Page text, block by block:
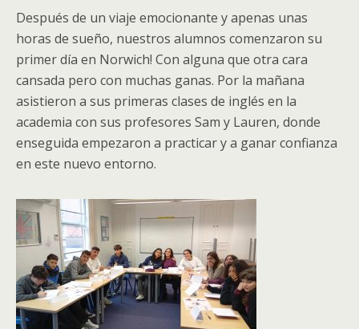
Después de un viaje emocionante y apenas unas
horas de sueño, nuestros alumnos comenzaron su
primer día en Norwich! Con alguna que otra cara
cansada pero con muchas ganas. Por la mañana
asistieron a sus primeras clases de inglés en la
academia con sus profesores Sam y Lauren, donde
enseguida empezaron a practicar y a ganar confianza
en este nuevo entorno.